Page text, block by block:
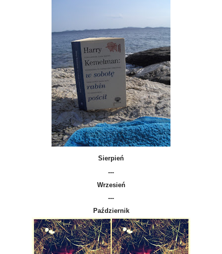
Sierpień
---
Wrzesień
---
Październik